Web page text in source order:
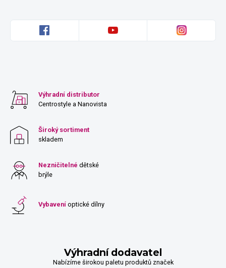
Výhradní distributor
Centrostyle a Nanovista
Široký sortiment
skladem
Nezničitelné dětské
brýle
Vybavení optické dílny
Výhradní dodavatel
Nabízíme širokou paletu produktů značek